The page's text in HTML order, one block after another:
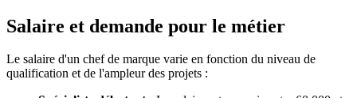
Salaire et demande pour le métier
Le salaire d'un chef de marque varie en fonction du niveau de
qualification et de l'ampleur des projets :